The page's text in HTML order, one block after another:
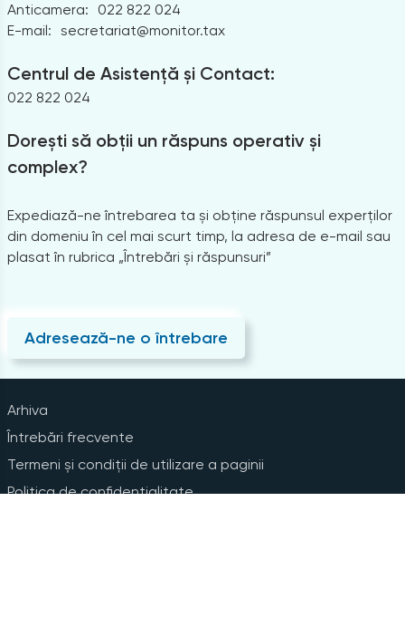
Anticamera:
022 822 024
E-mail: secretariat@monitor.tax
Centrul de Asistență și Contact:
022 822 024
Dorești să obții un răspuns operativ și
complex?
Expediază-ne întrebarea ta și obține răspunsul experților
din domeniu în cel mai scurt timp, la adresa de e-mail sau
plasat în rubrica „Întrebări și răspunsuri”
Adresează-ne o întrebare
Arhiva
Întrebări frecvente
Termeni și condiții de utilizare a paginii
Politica de confidențialitate